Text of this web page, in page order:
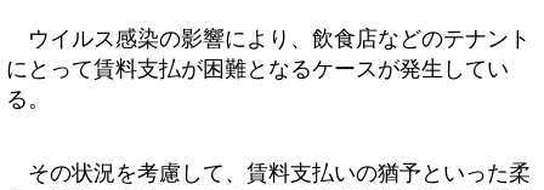
ウイルス感染の影響により、飲食店などのテナント
にとって賃料支払が困難となるケースが発生してい
る。
その状況を考慮して、賃料支払いの猶予といった柔